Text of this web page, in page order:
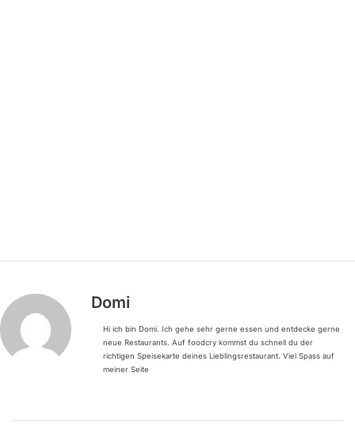
Domi
Hi ich bin Domi. Ich gehe sehr gerne essen und entdecke gerne
neue Restaurants. Auf foodcry kommst du schnell du der
richtigen Speisekarte deines Lieblingsrestaurant. Viel Spass auf
meiner Seite